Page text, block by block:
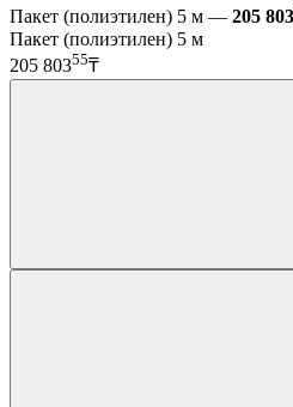
Пакет (полиэтилен) 5 м — 205 803
Пакет (полиэтилен) 5 м
205 80355₸